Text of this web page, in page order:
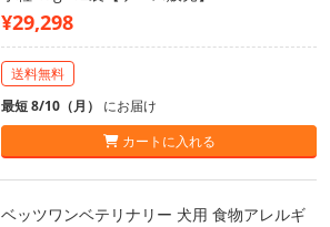
¥29,298
送料無料
最短 8/10（月） にお届け
カートに入れる
ベッツワンベテリナリー 犬用 食物アレルギ